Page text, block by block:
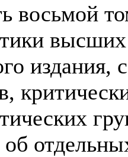
восьмой
издания,
об